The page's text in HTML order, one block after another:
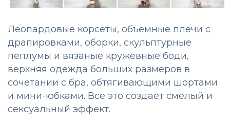
Леопардовые корсеты, объемные плечи с
драпировками, оборки, скульптурные
пеплумы и вязаные кружевные боди,
верхняя одежда больших размеров в
сочетании с бра, обтягивающими шортами
и мини-юбками. Все это создает смелый и
сексуальный эффект.